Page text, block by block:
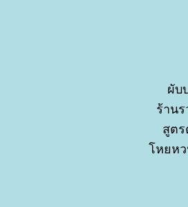
ผับ
ร้าน
สูต
หยหว